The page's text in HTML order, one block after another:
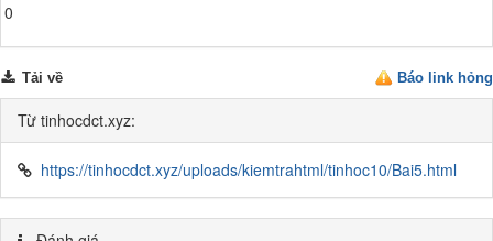
0
Báo link hỏng
Tải về
Từ tinhocdct.xyz:
https://tinhocdct.xyz/uploads/kiemtrahtml/tinhoc10/Bai5.html